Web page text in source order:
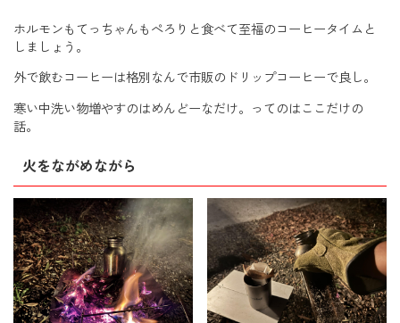
ホルモンもてっちゃんもぺろりと食べて至福のコーヒータイムと
しましょう。
外で飲むコーヒーは格別なんで市販のドリップコーヒーで良し。
寒い中洗い物増やすのはめんどーなだけ。ってのはここだけの
話。
火をながめながら